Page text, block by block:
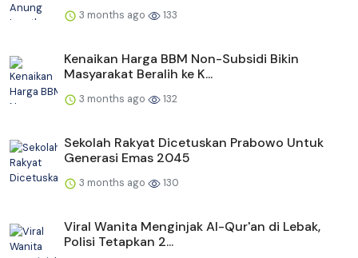
3 months ago 133
Kenaikan Harga BBM Non-Subsidi Bikin
Masyarakat Beralih ke K...
3 months ago 132
Sekolah Rakyat Dicetuskan Prabowo Untuk
Generasi Emas 2045
3 months ago 130
Viral Wanita Menginjak Al-Qur'an di Lebak,
Polisi Tetapkan 2...